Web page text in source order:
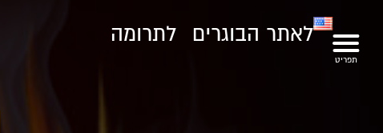
לאתר הבוגרים לתרומה